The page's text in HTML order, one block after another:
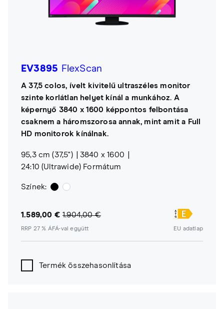
EV3895 FlexScan
A 37,5 colos, ívelt kivitelű ultraszéles monitor
szinte korlátlan helyet kínál a munkához. A
képernyő 3840 x 1600 képpontos felbontása
csaknem a háromszorosa annak, mint amit a Full
HD monitorok kínálnak.
95,3 cm (37,5")
3840 x 1600
24:10 (Ultrawide) Formátum
Színek:
1.589,00 € 1.904,00 €
RRP 27 % ÁFÁ-val együtt EU adatlap
Termék összehasonlítása